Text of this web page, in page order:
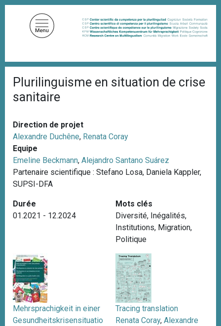
i
l
d
r
i
a
n
e
Plurilinguisme en situation de crise
sanitaire
Direction de projet
Alexandre Duchêne, Renata Coray
Equipe
Emeline Beckmann, Alejandro Santano Suárez
Partenaire scientifique : Stefano Losa, Daniela Kappler,
SUPSI-DFA
Durée
01.2021 - 12.2024
Mots clés
Diversité, Inégalités,
Institutions, Migration,
Politique
Mehrsprachigkeit in einer
Gesundheitskrisensituatio
Tracing translation
Renata Coray, Alexandre